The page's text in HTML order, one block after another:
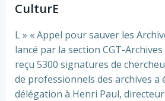
CulturE
L » « Appel pour sauver les
lancé par la section CGT-Archives
reçu 5300 signatures de
de professionnels des archives a
délégation à Henri Paul,